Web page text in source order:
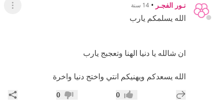
نـور الفجـر • 14 سنة عرض
الله يسلمكم يارب
ان شالله يا دنيا الهنا وتعجبج يارب
الله يسعدكم ويهنيكم انتي واختج دنيا واخرة
إضافة رد جديد إعجاب0 عدم إعجاب
0